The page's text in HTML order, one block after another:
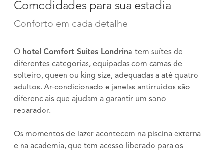
Comodidades para sua estadia
Conforto em cada detalhe
O hotel Comfort Suites Londrina tem suítes de
diferentes categorias, equipadas com camas de
solteiro, queen ou king size, adequadas a até quatro
adultos. Ar-condicionado e janelas antirruídos são
diferenciais que ajudam a garantir um sono
reparador.
Os momentos de lazer acontecem na piscina externa
e na academia, que tem acesso liberado para os